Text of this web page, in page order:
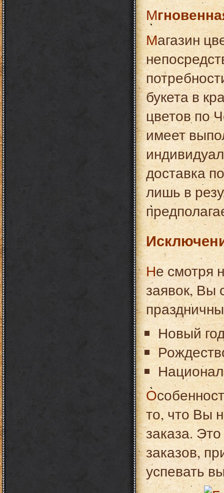
Магазин цветов Roza.ck.ua расположен
букета в
цветов по
имеет
доставка
лишь в
Не смотря на внезапное повышение численности
заявок, Вы
Новый
Особенностью заказа в праздничные дни является
то, что Вы
заказа.
заказов,
успевать